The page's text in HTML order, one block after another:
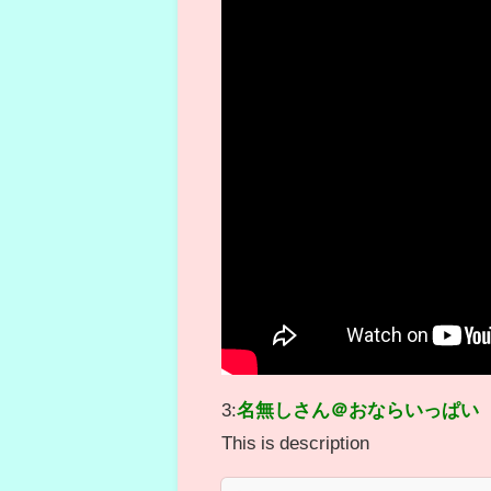
3:名無しさん＠おならいっぱい
This is description